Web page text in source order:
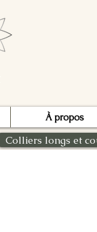
À propos
Colliers longs et